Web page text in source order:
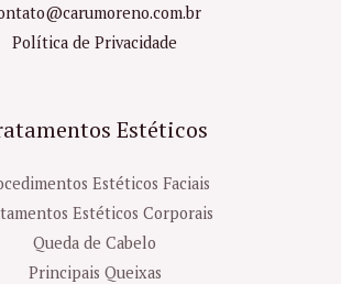
Política de Privacidade
Estéticos
Estéticos Faciais
Estéticos Corporais
Queda de Cabelo
Principais Queixas